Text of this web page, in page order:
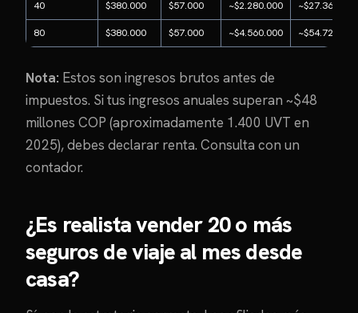
40 $380.000 $57.000 ~$2.280.000 ~$27.360.000
80 $380.000 $57.000 ~$4.560.000 ~$54.720.000
Nota: Estos son ingresos brutos antes de
impuestos. Si tus ingresos anuales superan ~$48
millones COP (aproximadamente 1.400 UVT en
2025), debes declarar renta. Consulta con un
contador.
¿Es realista vender 20 o más
seguros de viaje al mes desde
casa?